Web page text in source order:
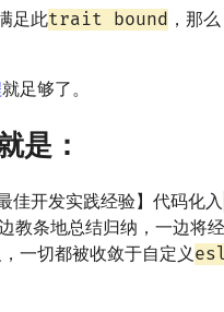
足此trait bound ，那
就足够了。
是：
佳开发实践经验】代码化入
教条地总结归纳，一边将经
一切都被收敛于自定义